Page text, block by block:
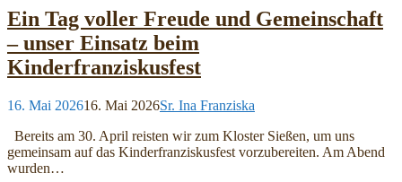
Ein Tag voller Freude und Gemeinschaft
– unser Einsatz beim
Kinderfranziskusfest
16. Mai 202616. Mai 2026Sr. Ina Franziska
Bereits am 30. April reisten wir zum Kloster Sießen, um uns
gemeinsam auf das Kinderfranziskusfest vorzubereiten. Am Abend
wurden…